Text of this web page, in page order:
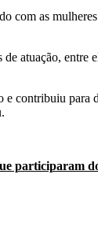
as
atuação,
para
participaram